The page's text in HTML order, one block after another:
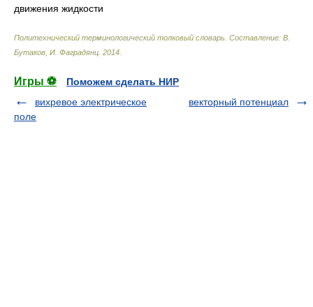
движения жидкости
Политехнический терминологический толковый словарь Составление: В.
Бутаков, И. Фаградянц 2014
Игры ⚽
Поможем сделать НИР
вихревое электрическое
поле
векторный потенциал